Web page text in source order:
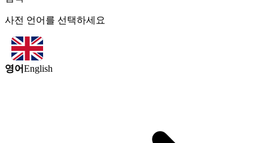
사전 언어를 선택하세요
영어English